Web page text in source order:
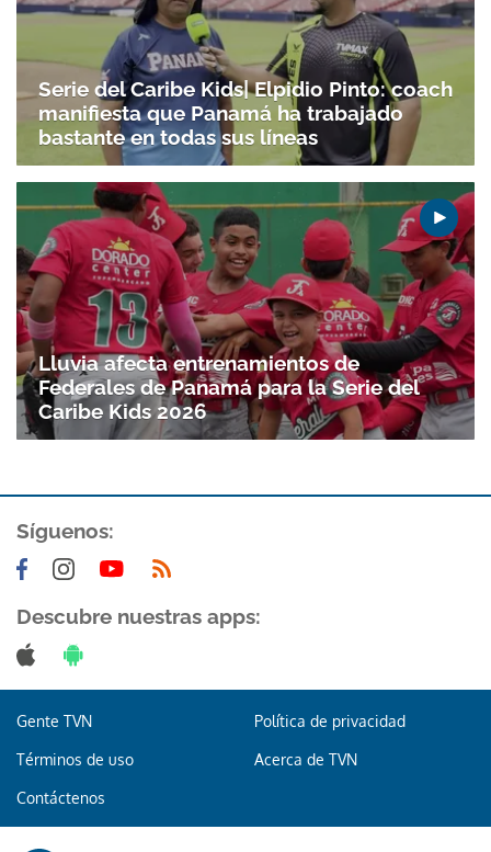
Gracias por suscribirte a nuestro boletín.
Serie del Caribe Kids| Elpidio Pinto: coach
manifiesta que Panamá ha trabajado
bastante en todas sus líneas
Lluvia afecta entrenamientos de
Federales de Panamá para la Serie del
Caribe Kids 2026
Síguenos:
Descubre nuestras apps:
Gente TVN Política de privacidad
Términos de uso Acerca de TVN
Contáctenos